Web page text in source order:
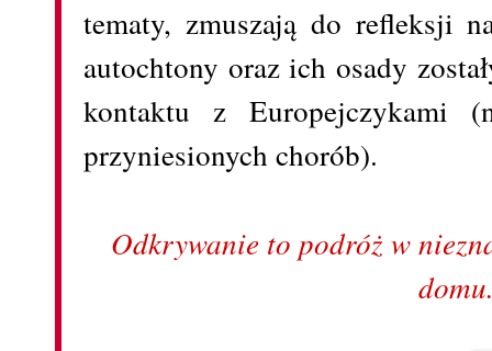
tematy, zmuszają do refleksji
autochtony oraz ich osady
kontaktu z Europejczykami
przyniesionych chorób).
Odkrywanie to podróż w